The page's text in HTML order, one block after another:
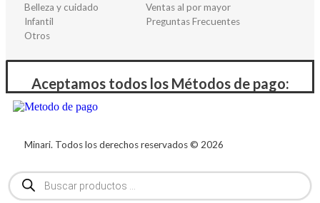
Belleza y cuidado
Infantil
Otros
Ventas al por mayor
Preguntas Frecuentes
Aceptamos todos los Métodos de pago:
Minari. Todos los derechos reservados © 2026